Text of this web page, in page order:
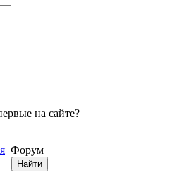
на сайте?
Форум